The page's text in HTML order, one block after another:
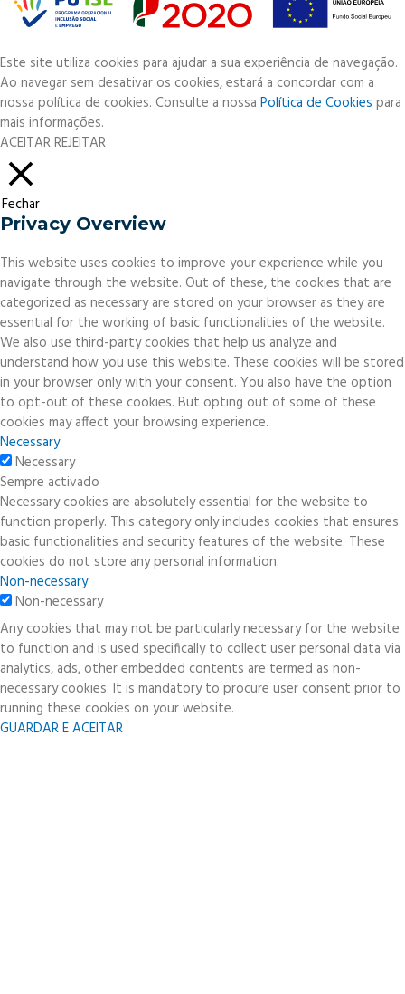
Este site utiliza cookies para ajudar a sua experiência de navegação.
Ao navegar sem desativar os cookies, estará a concordar com a
nossa política de cookies. Consulte a nossa Política de Cookies para
mais informações.
ACEITARREJEITAR
Fechar
Privacy Overview
This website uses cookies to improve your experience while you
navigate through the website. Out of these, the cookies that are
categorized as necessary are stored on your browser as they are
essential for the working of basic functionalities of the website.
We also use third-party cookies that help us analyze and
understand how you use this website. These cookies will be stored
in your browser only with your consent. You also have the option
to opt-out of these cookies. But opting out of some of these
cookies may affect your browsing experience.
Necessary
Necessary
Sempre activado
Necessary cookies are absolutely essential for the website to
function properly. This category only includes cookies that ensures
basic functionalities and security features of the website. These
cookies do not store any personal information.
Non-necessary
Non-necessary
Any cookies that may not be particularly necessary for the website
to function and is used specifically to collect user personal data via
analytics, ads, other embedded contents are termed as non-
necessary cookies. It is mandatory to procure user consent prior to
running these cookies on your website.
GUARDAR E ACEITAR